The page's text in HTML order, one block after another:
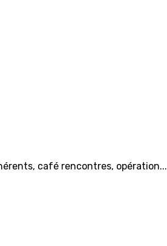
café rencontres, opération...